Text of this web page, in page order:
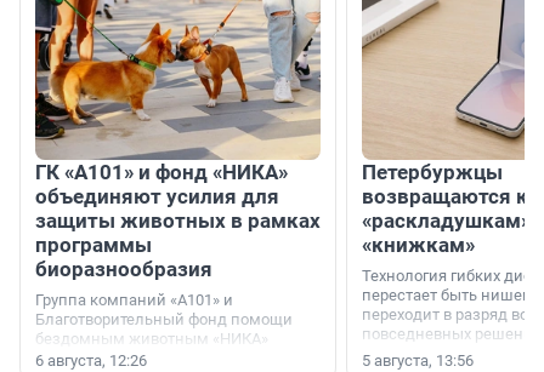
ГК «А101» и фонд «НИКА»
объединяют усилия для
защиты животных в рамках
программы
биоразнообразия
Группа компаний «А101» и
Благотворительный фонд помощи
бездомным животным «НИКА»
заключили соглашение о
6 августа, 12:26
Петербуржцы
возвращаются к
«раскладушкам»
«книжкам»
Технология гибких
перестает быть
переходит в разряд
повседневных
5 августа, 13:56